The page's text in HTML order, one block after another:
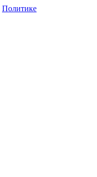
Политике